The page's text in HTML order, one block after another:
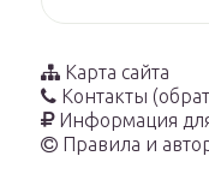
Карта сайта
Контакты
Информация
Правила и